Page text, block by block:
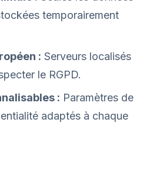
temporairement
: Serveurs localisés
le RGPD.
: Paramètres de
adaptés à chaque